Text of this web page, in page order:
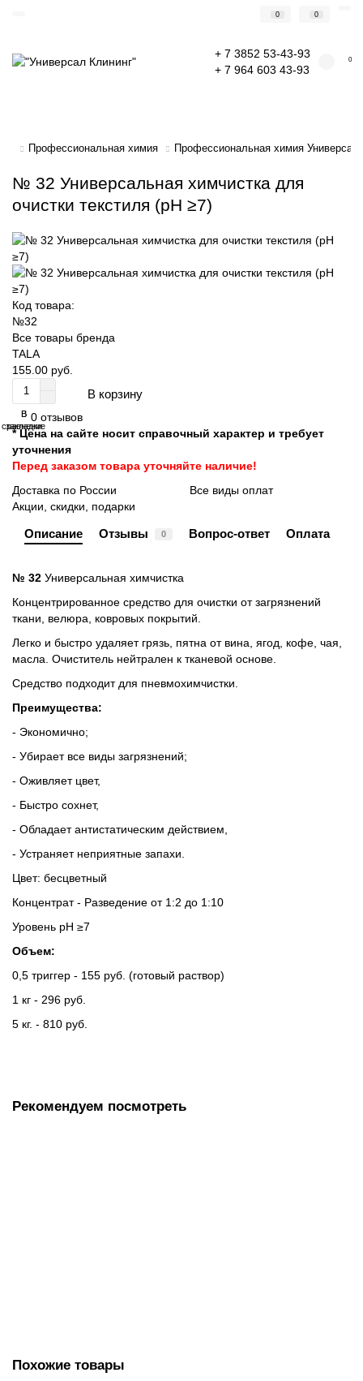
0 0
+ 7 3852 53-43-93
+ 7 964 603 43-93
0
Профессиональная химия Профессиональная химия Универсал
№ 32 Универсальная химчистка для
очистки текстиля (рН ≥7)
Код товара:
№32
Все товары бренда
TALA
155.00 руб.
В корзину
В
закладки
В
сравнение
0 отзывов
* Цена на сайте носит справочный характер и требует
уточнения
Перед заказом товара уточняйте наличие!
Доставка по России
Все виды оплат
Акции, скидки, подарки
Описание Отзывы 0 Вопрос-ответ Оплата
№ 32 Универсальная химчистка
Концентрированное средство для очистки от загрязнений
ткани, велюра, ковровых покрытий.
Легко и быстро удаляет грязь, пятна от вина, ягод, кофе, чая,
масла. Очиститель нейтрален к тканевой основе.
Средство подходит для пневмохимчистки.
Преимущества:
- Экономично;
- Убирает все виды загрязнений;
- Оживляет цвет,
- Быстро сохнет,
- Обладает антистатическим действием,
- Устраняет неприятные запахи.
Цвет: бесцветный
Концентрат - Разведение от 1:2 до 1:10
Уровень рН ≥7
Объем:
0,5 триггер - 155 руб. (готовый раствор)
1 кг - 296 руб.
5 кг. - 810 руб.
Рекомендуем посмотреть
Похожие товары